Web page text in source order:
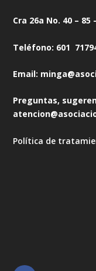
Cra 26a No. 40 –
Teléfono: 601
Email:
Preguntas,
Política de